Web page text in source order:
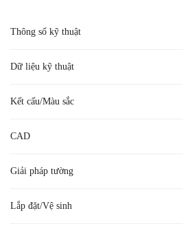
Thông số kỹ thuật
Cửa Pinger khác với cửa gỗ đặc tiêu
Cửa Pinger không dễ bị rách, vỡ hoặc nứt
và bền hơn polywood gấp 2 lần, có khả
Có ba kết cấu bề mặt để lựa chọn có thể
Dữ liệu kỹ thuật
Kết cấu/Màu sắc
CAD
Giải pháp tường
Lắp đặt/Vệ sinh